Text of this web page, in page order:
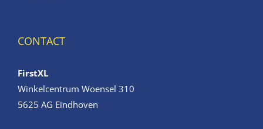
CONTACT
FirstXL
Winkelcentrum Woensel 310
5625 AG Eindhoven